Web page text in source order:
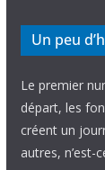
Un peu
Le premier
départ, les
créent un
autres, n’est-